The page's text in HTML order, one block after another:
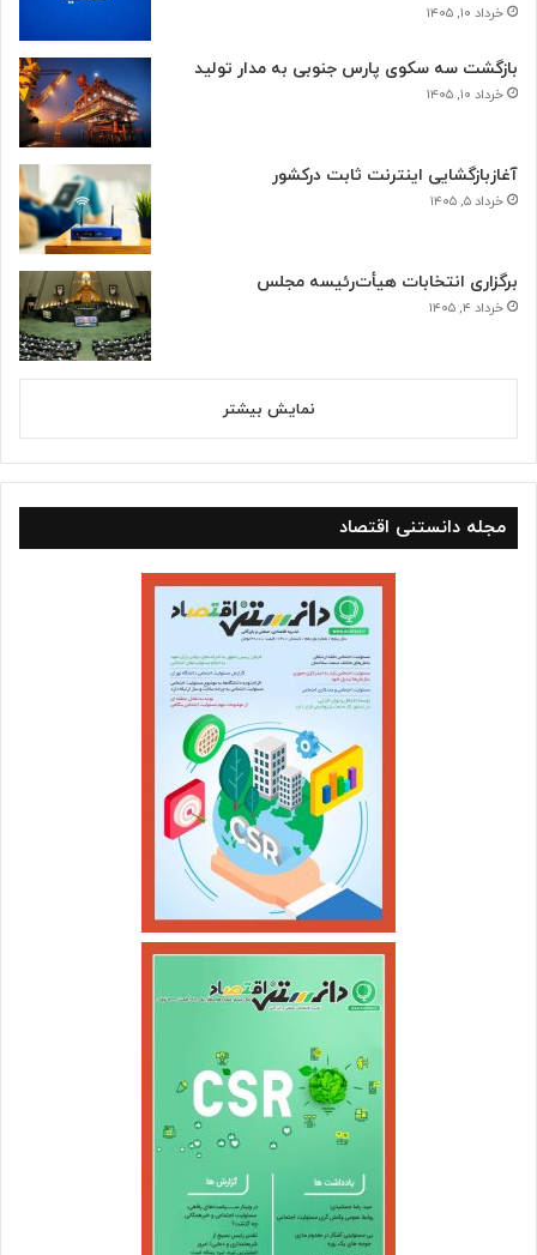
خرداد ۱۰, ۱۴۰۵
بازگشت سه سکوی پارس جنوبی به مدار تولید
خرداد ۱۰, ۱۴۰۵
آغازبازگشایی اینترنت ثابت درکشور
خرداد ۵, ۱۴۰۵
برگزاری انتخابات هیأت‌رئیسه مجلس
خرداد ۴, ۱۴۰۵
نمایش بیشتر
مجله دانستنی اقتصاد